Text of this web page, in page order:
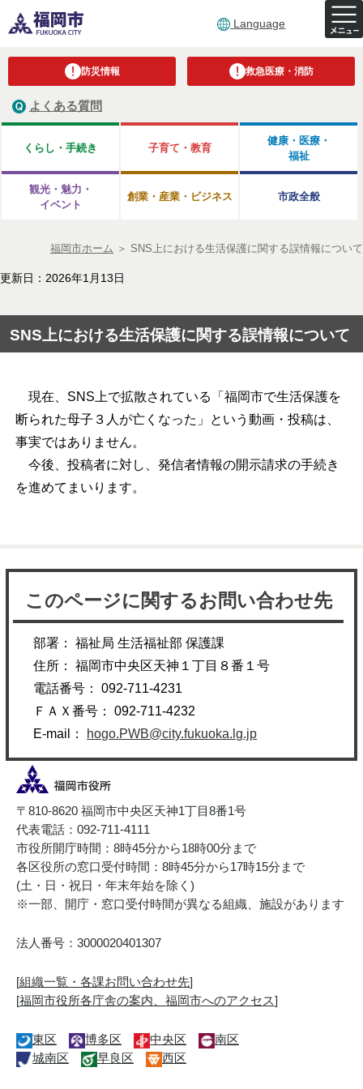
Language
防災情報 救急医療・消防
よくある質問
くらし・手続き 子育て・教育
健康・医療・
福祉
観光・魅力・
イベント
創業・産業・ビジネス 市政全般
福岡市ホーム ＞ SNS上における生活保護に関する誤情報について
更新日：2026年1月13日
SNS上における生活保護に関する誤情報について
現在、SNS上で拡散されている「福岡市で生活保護を
断られた母子３人が亡くなった」という動画・投稿は、
事実ではありません。
今後、投稿者に対し、発信者情報の開示請求の手続き
を進めてまいります。
このページに関するお問い合わせ先
部署： 福祉局 生活福祉部 保護課
住所： 福岡市中央区天神１丁目８番１号
電話番号： 092-711-4231
ＦＡＸ番号： 092-711-4232
E-mail：
hogo.PWB@city.fukuoka.lg.jp
〒810-8620 福岡市中央区天神1丁目8番1号
代表電話：092-711-4111
市役所開庁時間：8時45分から18時00分まで
各区役所の窓口受付時間：8時45分から17時15分まで
(土・日・祝日・年末年始を除く)
※一部、開庁・窓口受付時間が異なる組織、施設があります
法人番号：3000020401307
[組織一覧・各課お問い合わせ先]
[福岡市役所各庁舎の案内、福岡市へのアクセス]
東区 博多区 中央区
南区
城南区
早良区 西区